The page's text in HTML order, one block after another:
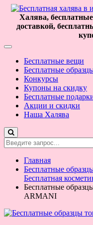
Халява,
доставкой,
Бесплатные вещи
Бесплатные
Конкурсы
Купоны на скидку
Бесплатные
Акции и скидки
Наша Халява
Главная
Бесплатные
Бесплатная
Бесплатные
ARMANI